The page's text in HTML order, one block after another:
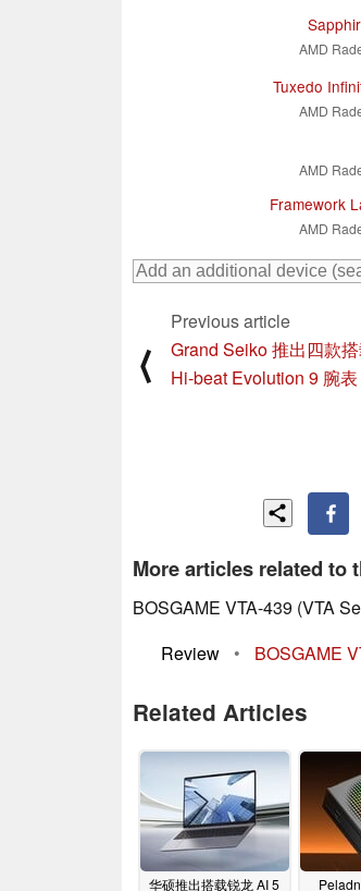
AMD
Tuxedo
AMD
AMD
Framework
AMD
⟨
Previous article
Grand Seiko 推出四款
Hi-beat Evolution 9 腕表
More articles related to
BOSGAME VTA-439 (VTA
Review
• BOSGAME
Related Articles
华硕推出搭载锐龙 AI 5